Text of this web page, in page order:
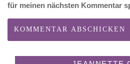
für meinen nächsten Kommentar